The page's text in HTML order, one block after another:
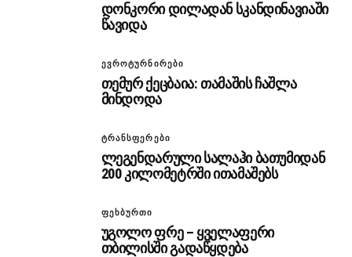
დონკორი დილადან სკანდინავიაში
წავიდა
ᲔᲕᲠᲝᲢᲣᲠᲜᲘᲠᲔᲑᲘ
თემურ ქეცბაია: თამაშის ჩაშლა
მინდოდა
ᲢᲠᲐᲜᲡᲤᲔᲠᲔᲑᲘ
ლეგენდარული სალაჰი ბათუმიდან
200 კილომეტრში ითამაშებს
ᲤᲔᲮᲑᲣᲠᲗᲘ
უგოლო ფრე – ყველაფერი
თბილისში გადაწყდება